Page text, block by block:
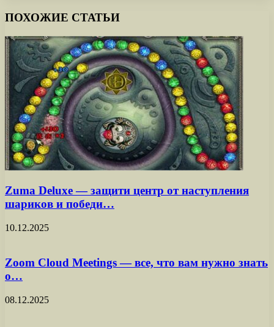
ПОХОЖИЕ СТАТЬИ
Zuma Deluxe — защити центр от наступления
шариков и победи…
10.12.2025
Zoom Cloud Meetings — все, что вам нужно знать
о…
08.12.2025